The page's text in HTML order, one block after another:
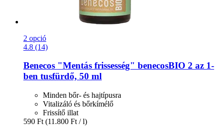
2 opció
4.8 (14)
Benecos "Mentás frissesség" benecosBIO 2 az 1-​
ben tusfürdő, 50 ml
Minden bőr- és hajtípusra
Vitalizáló és bőrkímélő
Frissítő illat
590 Ft (11.800 Ft / l)